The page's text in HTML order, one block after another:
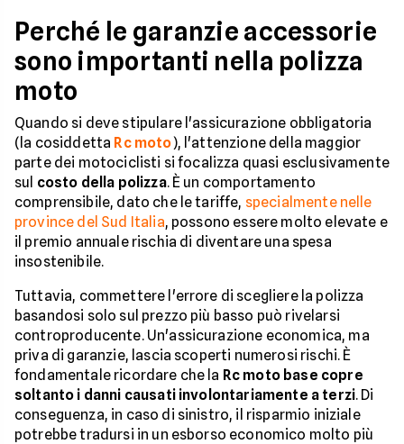
Perché le garanzie accessorie
sono importanti nella polizza
moto
Quando si deve stipulare l'assicurazione obbligatoria
(la cosiddetta Rc moto), l'attenzione della maggior
parte dei motociclisti si focalizza quasi esclusivamente
sul costo della polizza. È un comportamento
comprensibile, dato che le tariffe, specialmente nelle
province del Sud Italia, possono essere molto elevate e
il premio annuale rischia di diventare una spesa
insostenibile.
Tuttavia, commettere l'errore di scegliere la polizza
basandosi solo sul prezzo più basso può rivelarsi
controproducente. Un'assicurazione economica, ma
priva di garanzie, lascia scoperti numerosi rischi. È
fondamentale ricordare che la Rc moto base copre
soltanto i danni causati involontariamente a terzi. Di
conseguenza, in caso di sinistro, il risparmio iniziale
potrebbe tradursi in un esborso economico molto più